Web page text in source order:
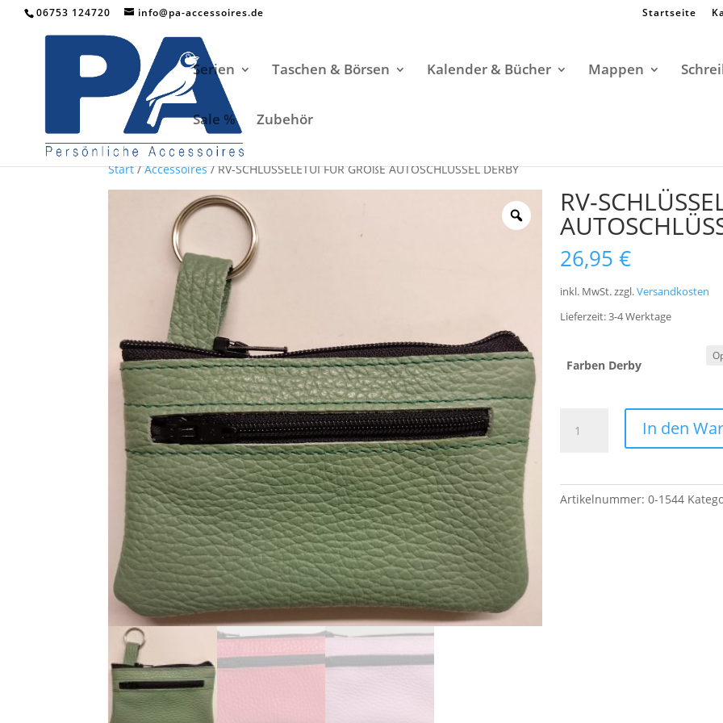
06753 124720 info@pa-accessoires.de Startseite
Serien Taschen & Börsen Kalender & Bücher Mappen
Sale % Zubehör
Start/Accessoires/ RV-SCHLÜSSELETUI FÜR GROßE AUTOSCHLÜSSEL DERBY
RV-
26,95 €
inkl. MwSt. zzgl.Versandkosten
Lieferzeit:3-4 Werktage
Farben Derby
SCHLÜSSELETUI
AUTOSCHLÜSSEL
In den
Artikelnummer: 0-1544